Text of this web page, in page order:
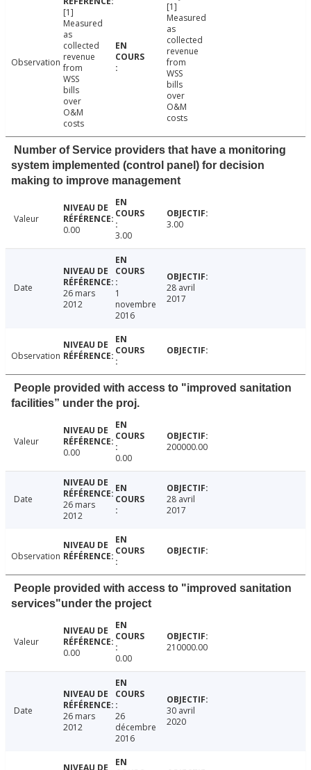
Observation
[1]
Measured
as
collected
revenue
from
WSS
bills
over
O&M
costs
[1]
Measured
as
collected
revenue
from
WSS
bills
over
O&M
costs
Number of Service providers that have a monitoring
system implemented (control panel) for decision
making to improve management
Valeur
0.00
3.00
3.00
Date
26 mars
2012
1
novembre
2016
28 avril
2017
Observation
People provided with access to "improved sanitation
facilities” under the proj.
Valeur
0.00
0.00
200000.00
Date
26 mars
2012
28 avril
2017
Observation
People provided with access to "improved sanitation
services"under the project
Valeur
0.00
0.00
210000.00
Date
26 mars
2012
26
décembre
2016
30 avril
2020